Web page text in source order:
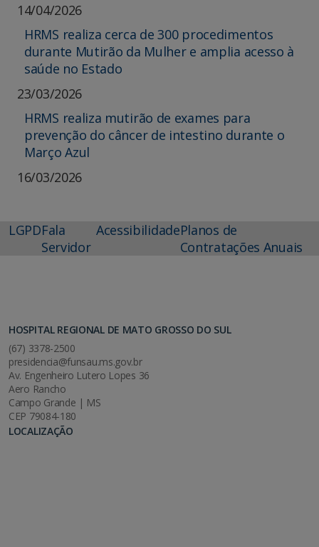
14/04/2026
HRMS realiza cerca de 300 procedimentos
durante Mutirão da Mulher e amplia acesso à
saúde no Estado
23/03/2026
HRMS realiza mutirão de exames para
prevenção do câncer de intestino durante o
Março Azul
16/03/2026
LGPDFala
Servidor
AcessibilidadePlanos de
Contratações Anuais
HOSPITAL REGIONAL DE MATO GROSSO DO SUL
(67) 3378-2500
presidencia@funsau.ms.gov.br
Av. Engenheiro Lutero Lopes 36
Aero Rancho
Campo Grande | MS
CEP 79084-180
LOCALIZAÇÃO